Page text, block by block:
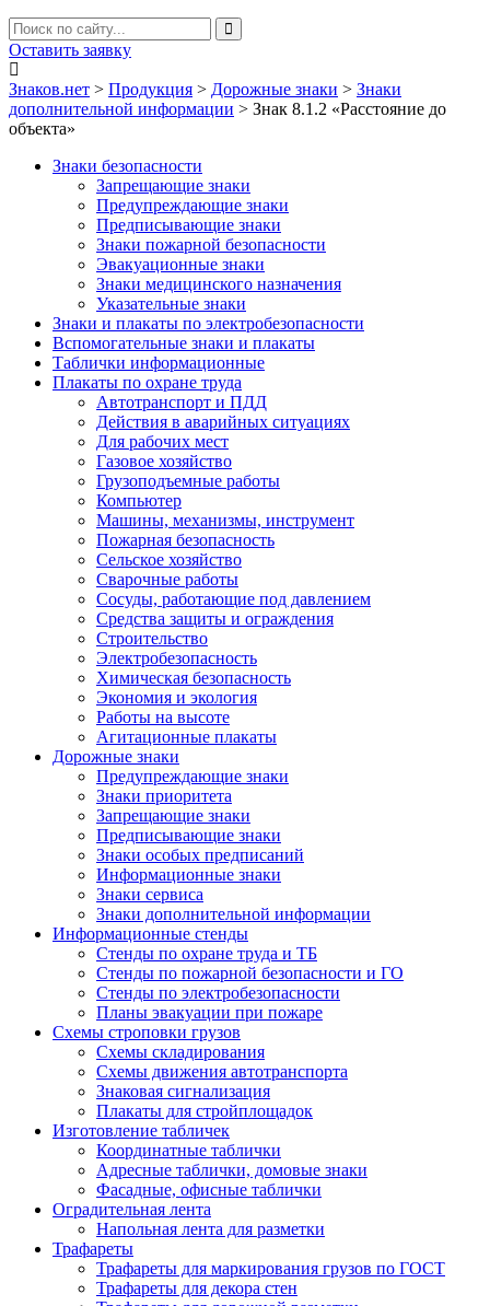
Оставить заявку
Знаков.нет > Продукция > Дорожные знаки > Знаки
дополнительной информации > Знак 8.1.2 «Расстояние до
объекта»
Знаки безопасности
Запрещающие знаки
Предупреждающие знаки
Предписывающие знаки
Знаки пожарной безопасности
Эвакуационные знаки
Знаки медицинского назначения
Указательные знаки
Знаки и плакаты по электробезопасности
Вспомогательные знаки и плакаты
Таблички информационные
Плакаты по охране труда
Автотранспорт и ПДД
Действия в аварийных ситуациях
Для рабочих мест
Газовое хозяйство
Грузоподъемные работы
Компьютер
Машины, механизмы, инструмент
Пожарная безопасность
Сельское хозяйство
Сварочные работы
Сосуды, работающие под давлением
Средства защиты и ограждения
Строительство
Электробезопасность
Химическая безопасность
Экономия и экология
Работы на высоте
Агитационные плакаты
Дорожные знаки
Предупреждающие знаки
Знаки приоритета
Запрещающие знаки
Предписывающие знаки
Знаки особых предписаний
Информационные знаки
Знаки сервиса
Знаки дополнительной информации
Информационные стенды
Стенды по охране труда и ТБ
Стенды по пожарной безопасности и ГО
Стенды по электробезопасности
Планы эвакуации при пожаре
Схемы строповки грузов
Схемы складирования
Схемы движения автотранспорта
Знаковая сигнализация
Плакаты для стройплощадок
Изготовление табличек
Координатные таблички
Адресные таблички, домовые знаки
Фасадные, офисные таблички
Оградительная лента
Напольная лента для разметки
Трафареты
Трафареты для маркирования грузов по ГОСТ
Трафареты для декора стен